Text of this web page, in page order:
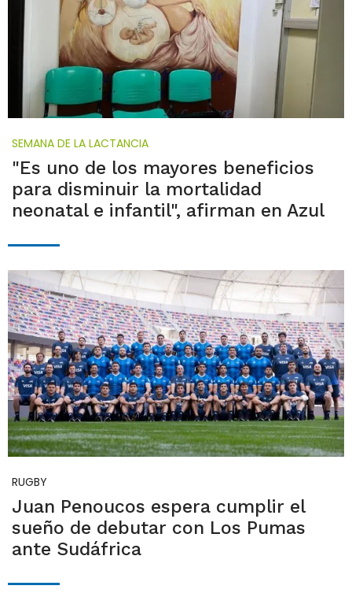
SEMANA DE LA LACTANCIA
"Es uno de los mayores beneficios
para disminuir la mortalidad
neonatal e infantil", afirman en Azul
RUGBY
Juan Penoucos espera cumplir el
sueño de debutar con Los Pumas
ante Sudáfrica